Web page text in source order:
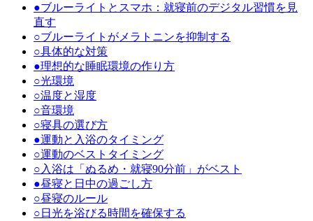
●ブルーライトとスマホ：就寝前のデジタル習慣を見
直す
○ブルーライトがメラトニンを抑制する
○具体的な対策
●理想的な睡眠環境の作り方
○光環境
○温度と湿度
○音環境
○寝具の選び方
●運動と入浴のタイミング
○運動のベストタイミング
○入浴は「ぬるめ・就寝90分前」がベスト
●昼寝と日中の過ごし方
○昼寝のルール
○ 日光を浴びる時間を確保する